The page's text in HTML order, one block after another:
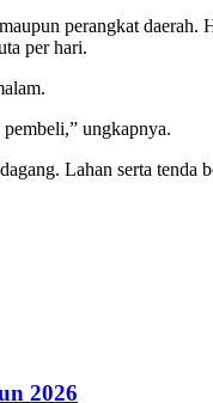
perangkat daerah.
per hari.
ungkapnya.
Lahan serta tenda
2026